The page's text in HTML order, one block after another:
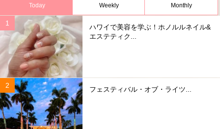
Today Weekly Monthly
ハワイで美容を学ぶ！ホノルルネイル&
エステティク...
フェスティバル・オブ・ライツ...